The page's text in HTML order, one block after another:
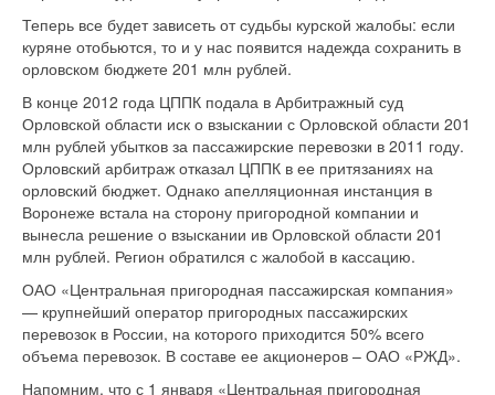
Теперь все будет зависеть от судьбы курской жалобы: если
куряне отобьются, то и у нас появится надежда сохранить в
орловском бюджете 201 млн рублей.
В конце 2012 года ЦППК подала в Арбитражный суд
Орловской области иск о взыскании с Орловской области 201
млн рублей убытков за пассажирские перевозки в 2011 году.
Орловский арбитраж отказал ЦППК в ее притязаниях на
орловский бюджет. Однако апелляционная инстанция в
Воронеже встала на сторону пригородной компании и
вынесла решение о взыскании ив Орловской области 201
млн рублей. Регион обратился с жалобой в кассацию.
ОАО «Центральная пригородная пассажирская компания»
— крупнейший оператор пригородных пассажирских
перевозок в России, на которого приходится 50% всего
объема перевозок. В составе ее акционеров – ОАО «РЖД».
Напомним, что с 1 января «Центральная пригородная